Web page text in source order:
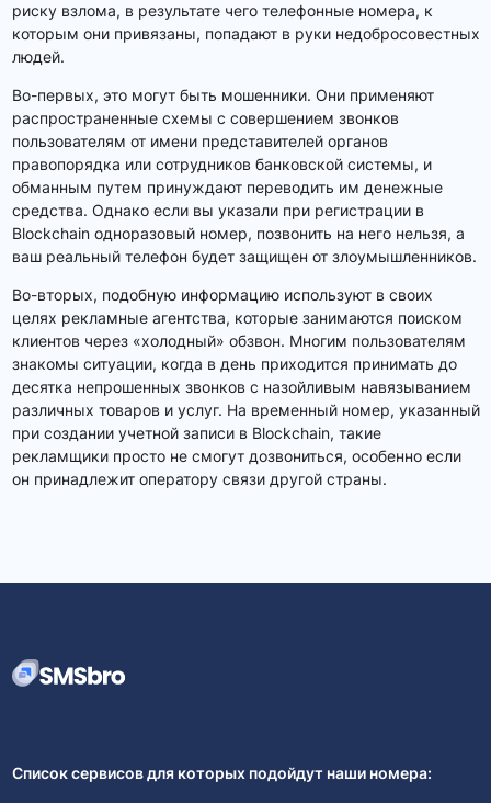
риску взлома, в результате чего телефонные номера, к
которым они привязаны, попадают в руки недобросовестных
людей.
Во-первых, это могут быть мошенники. Они применяют
распространенные схемы с совершением звонков
пользователям от имени представителей органов
правопорядка или сотрудников банковской системы, и
обманным путем принуждают переводить им денежные
средства. Однако если вы указали при регистрации в
Blockchain одноразовый номер, позвонить на него нельзя, а
ваш реальный телефон будет защищен от злоумышленников.
Во-вторых, подобную информацию используют в своих
целях рекламные агентства, которые занимаются поиском
клиентов через «холодный» обзвон. Многим пользователям
знакомы ситуации, когда в день приходится принимать до
десятка непрошенных звонков с назойливым навязыванием
различных товаров и услуг. На временный номер, указанный
при создании учетной записи в Blockchain, такие
рекламщики просто не смогут дозвониться, особенно если
он принадлежит оператору связи другой страны.
Список сервисов для которых подойдут наши номера: